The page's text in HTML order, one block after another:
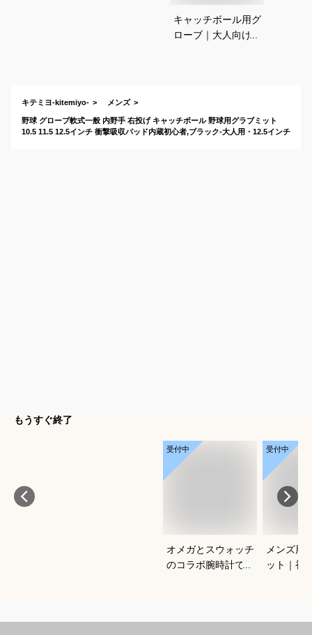
キャッチボール用グ
ローブ｜大人向けの
キテミヨ-kitemiyo- メンズ
野球 グローブ軟式一般 内野手 右投げ キャッチボール 野球用グラブミット
10.5 11.5 12.5インチ 衝撃吸収パッド内蔵初心者,ブラック-大人用・12.5インチ
もうすぐ終了
受付中
オメガとスウォッチ
のコラボ腕時計でお
受付中
メンズ用
ット｜初